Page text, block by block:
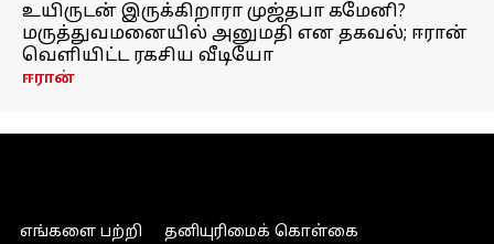
உயிருடன் இருக்கிறாரா முஜ்தபா கமேனி?
மருத்துவமனையில் அனுமதி என தகவல்; ஈரான்
வெளியிட்ட ரகசிய வீடியோ
ஈரான்
எங்களை பற்றி
தனியுரிமைக் கொள்கை